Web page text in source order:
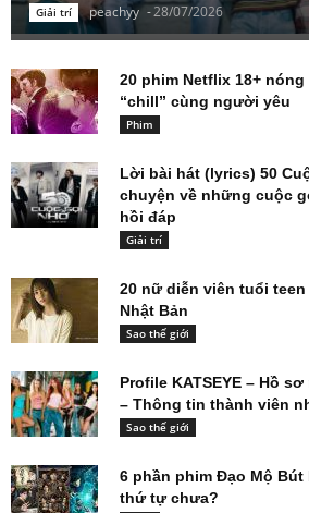
Giải trí peachyy -28/07/2026
20 phim Netflix 18+
“chill” cùng người yêu
Phim
Lời bài hát (lyrics) 50
chuyện về những cuộc
hồi đáp
Giải trí
20 nữ diễn viên tuổi
Nhật Bản
Sao thế giới
Profile KATSEYE – Hồ
– Thông tin thành viên
Sao thế giới
6 phần phim Đạo Mộ Bút
thứ tự chưa?